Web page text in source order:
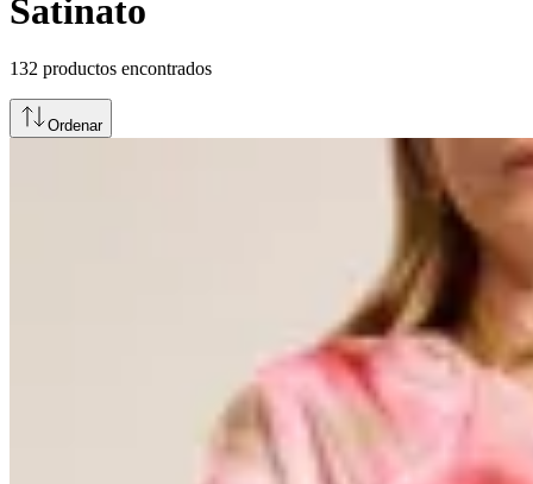
Satinato
132 productos encontrados
Ordenar